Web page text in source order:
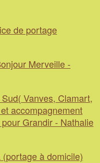
de portage
Merveille -
Vanves, Clamart,
accompagnement
Grandir - Nathalie
à domicile)